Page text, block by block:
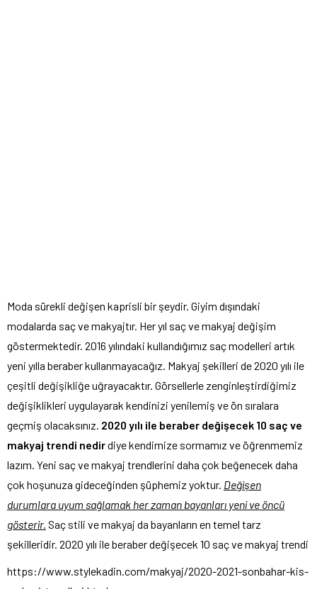
Moda sürekli değişen kaprisli bir şeydir. Giyim dışındaki
modalarda saç ve makyajtır. Her yıl saç ve makyaj değişim
göstermektedir. 2016 yılındaki kullandığımız saç modelleri artık
yeni yılla beraber kullanmayacağız. Makyaj şekilleri de 2020 yılı ile
çeşitli değişikliğe uğrayacaktır. Görsellerle zenginleştirdiğimiz
değişiklikleri uygulayarak kendinizi yenilemiş ve ön sıralara
geçmiş olacaksınız. 2020 yılı ile beraber değişecek 10 saç ve
makyaj trendi nedirdiye kendimize sormamız ve öğrenmemiz
lazım. Yeni saç ve makyaj trendlerini daha çok beğenecek daha
çok hoşunuza gideceğinden şüphemiz yoktur. Değişen
durumlara uyum sağlamak her zaman bayanları yeni ve öncü
gösterir. Saç stili ve makyaj da bayanların en temel tarz
şekilleridir. 2020 yılı ile beraber değişecek 10 saç ve makyaj trendi
https://www.stylekadin.com/makyaj/2020-2021-sonbahar-kis-